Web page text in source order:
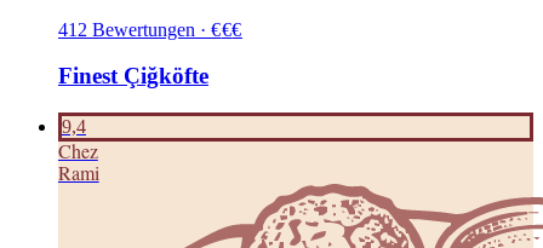
412 Bewertungen · €€€
Finest Çiğköfte
9,4
Chez
Rami